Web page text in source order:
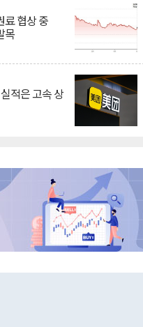
료 협상 중
목
적은 고속 상